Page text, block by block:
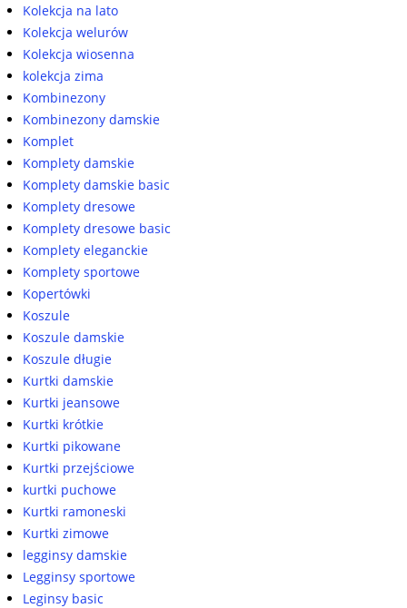
Kolekcja na lato
Kolekcja welurów
Kolekcja wiosenna
kolekcja zima
Kombinezony
Kombinezony damskie
Komplet
Komplety damskie
Komplety damskie basic
Komplety dresowe
Komplety dresowe basic
Komplety eleganckie
Komplety sportowe
Kopertówki
Koszule
Koszule damskie
Koszule długie
Kurtki damskie
Kurtki jeansowe
Kurtki krótkie
Kurtki pikowane
Kurtki przejściowe
kurtki puchowe
Kurtki ramoneski
Kurtki zimowe
legginsy damskie
Legginsy sportowe
Leginsy basic